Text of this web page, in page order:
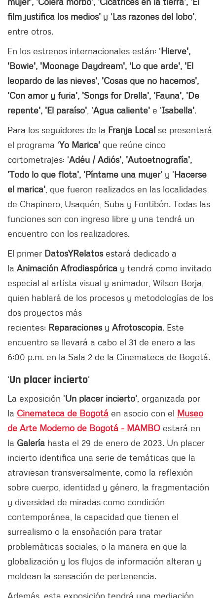
film justifica los medios' y 'Las razones del lobo'
entre otros.
En los estrenos internacionales están: 'Hierve',
'Bowie', 'Moonage Daydream', 'Lo que arde', 'El
leopardo de las nieves', 'Cosas que no hacemos',
'Con amor y furia', 'Songs for Drella', 'Fauna', 'De
repente', 'El paraíso' , 'Agua caliente' e 'Isabella'.
Para los seguidores de la Franja Local se presentará
el programa 'Yo Marica' que reúne cinco
cortometrajes: 'Adéu / Adiós', 'Autoetnografía',
'Todo lo que flota', 'Píntame una mujer' y 'Hacerse
el marica' , que fueron realizados en las localidades
de Chapinero, Usaquén, Suba y Fontibón. Todas las
funciones son con ingreso libre y una tendrá un
encuentro con los realizadores.
El primer DatosYRelatosestará dedicado a
la Animación Afrodiaspórica y tendrá como invitado
especial al artista visual y animador, Wilson Borja,
quien hablará de los procesos y metodologías de los
dos proyectos más
recientes: Reparacionesy Afrotoscopia. Este
encuentro se llevará a cabo el 31 de enero a las
6:00 p.m. en la Sala 2 de la Cinemateca de Bogotá.
'Un placer incierto'
La exposición 'Un placer incierto' , organizada por
la Cinemateca de Bogotá en asocio con el Museo
de Arte Moderno de Bogotá - MAMBO estará en
la Galería hasta el 29 de enero de 2023. Un placer
incierto identifica una serie de temáticas que la
atraviesan transversalmente, como la reflexión
sobre cuerpo, identidad y género, la fragmentación
y diversidad de miradas como condición
contemporánea, la capacidad que tienen el
surrealismo o la ensoñación para tratar
problemáticas sociales, o la manera en que la
globalización y los flujos de información alteran y
moldean la sensación de pertenencia.
Además, esta exposición tendrá una mediación